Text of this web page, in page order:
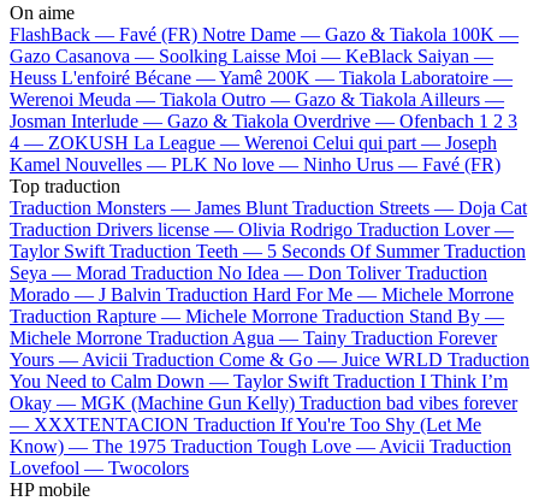
On aime
FlashBack — Favé (FR) Notre Dame — Gazo & Tiakola 100K —
Gazo Casanova — Soolking Laisse Moi — KeBlack Saiyan —
Heuss L'enfoiré Bécane —Yamê 200K — Tiakola Laboratoire —
Werenoi Meuda — Tiakola Outro — Gazo & Tiakola Ailleurs —
Josman Interlude — Gazo & Tiakola Overdrive — Ofenbach 1 2 3
4 — ZOKUSH La League — Werenoi Celui qui part — Joseph
Kamel Nouvelles — PLK No love — Ninho Urus — Favé (FR)
Top traduction
Traduction Monsters — James Blunt Traduction Streets — Doja Cat
Traduction Drivers license — Olivia Rodrigo Traduction Lover —
Taylor Swift Traduction Teeth — 5 Seconds Of Summer Traduction
Seya — Morad Traduction No Idea — Don Toliver Traduction
Morado — J Balvin Traduction Hard For Me — Michele Morrone
Traduction Rapture — Michele Morrone Traduction Stand By —
Michele Morrone Traduction Agua — Tainy Traduction Forever
Yours — Avicii Traduction Come & Go — Juice WRLD Traduction
You Need to Calm Down — Taylor Swift Traduction I Think I’m
Okay — MGK (Machine Gun Kelly) Traduction bad vibes forever
— XXXTENTACION Traduction If You're Too Shy (Let Me
Know) — The 1975 Traduction Tough Love — Avicii Traduction
Lovefool — Twocolors
HP mobile